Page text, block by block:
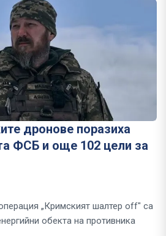
дронове поразиха
ФСБ и още 102 цели за
„Кримският шалтер off" са
обекта на противника